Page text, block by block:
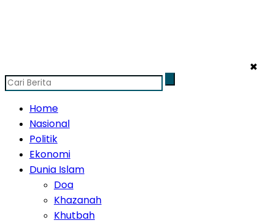
✖
Home
Nasional
Politik
Ekonomi
Dunia Islam
Doa
Khazanah
Khutbah